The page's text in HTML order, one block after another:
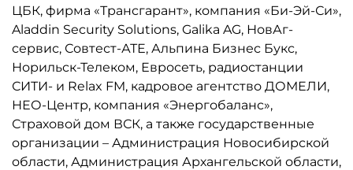
ЦБК, фирма «Трансгарант», компания «Би-Эй-Си»,
Aladdin Security Solutions, Galika AG, НовАг-
сервис, Совтест-АТЕ, Альпина Бизнес Букс,
Норильск-Телеком, Евросеть, радиостанции
СИТИ- и Relax FM, кадровое агентство ДОМЕЛИ,
НЕО-Центр, компания «Энергобаланс»,
Страховой дом ВСК, а также государственные
организации – Администрация Новосибирской
области, Администрация Архангельской области,